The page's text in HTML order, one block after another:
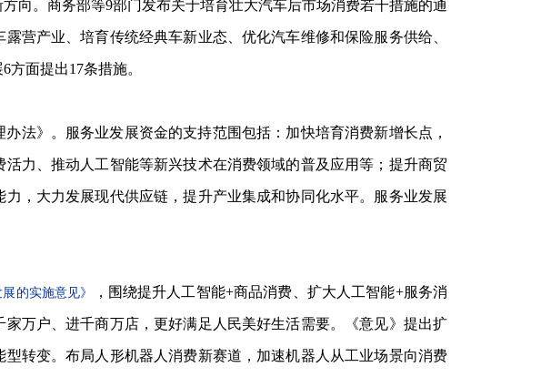
向。商务部等9部门发布关于培育壮大汽车后市场消费若干措施的通
营产业、培育传统经典车新业态、优化汽车维修和保险服务供给、
面提出17条措施。
法》。服务业发展资金的支持范围包括：加快培育消费新增长点，
力、推动人工智能等新兴技术在消费领域的普及应用等；提升商贸
，大力发展现代供应链，提升产业集成和协同化水平。服务业发展
的实施意见》 ，围绕提升人工智能+商品消费、扩大人工智能+服务消
万户、进千商万店，更好满足人民美好生活需要。《意见》提出扩
转变。布局人形机器人消费新赛道，加速机器人从工业场景向消费